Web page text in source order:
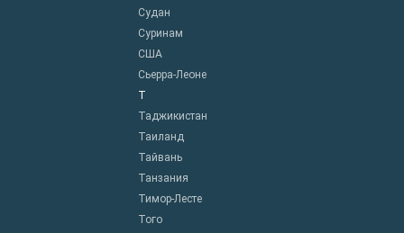
Судан
Суринам
США
Сьерра-Леоне
Т
Таджикистан
Таиланд
Тайвань
Танзания
Тимор-Лесте
Того